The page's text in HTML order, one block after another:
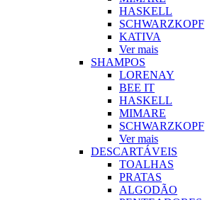
HASKELL
SCHWARZKOPF
KATIVA
Ver mais
SHAMPOS
LORENAY
BEE IT
HASKELL
MIMARE
SCHWARZKOPF
Ver mais
DESCARTÁVEIS
TOALHAS
PRATAS
ALGODÃO